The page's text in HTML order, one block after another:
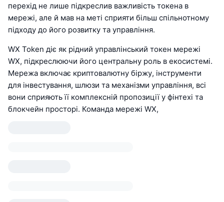
перехід не лише підкреслив важливість токена в
мережі, але й мав на меті сприяти більш спільнотному
підходу до його розвитку та управління.
WX Token діє як рідний управлінський токен мережі
WX, підкреслюючи його центральну роль в екосистемі.
Мережа включає криптовалютну біржу, інструменти
для інвестування, шлюзи та механізми управління, всі
вони сприяють її комплексній пропозиції у фінтехі та
блокчейн просторі. Команда мережі WX,